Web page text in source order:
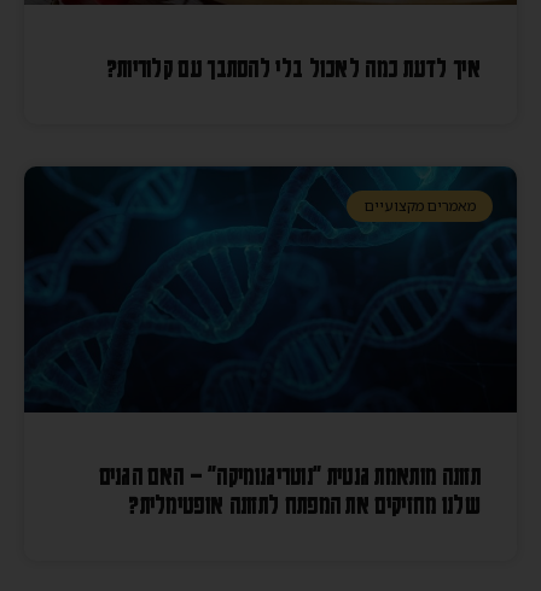
איך לדעת כמה לאכול בלי להסתבך עם קלוריות?
מאמרים מקצועיים
תזונה מותאמת גנטית "נוטריגנומיקה" – האם הגנים
שלנו מחזיקים את המפתח לתזונה אופטימלית?